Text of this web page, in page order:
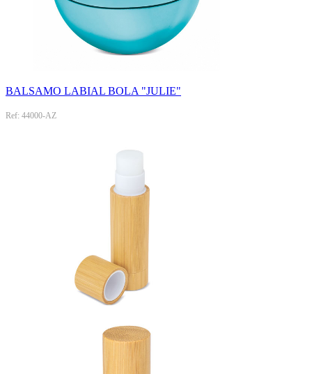
BALSAMO LABIAL BOLA "JULIE"
Ref: 44000-AZ